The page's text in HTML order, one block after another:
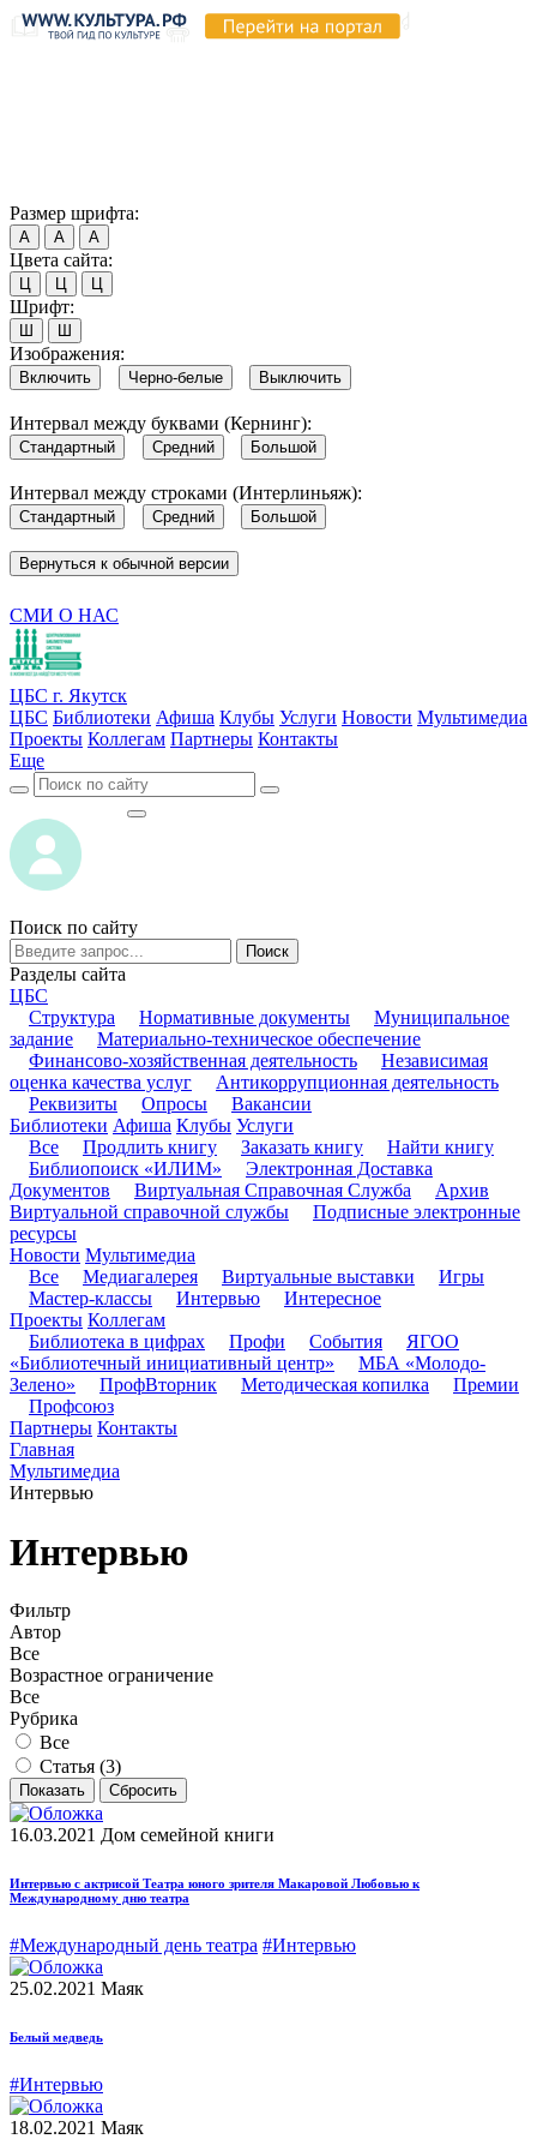
Размер шрифта:
А А А
Цвета сайта:
Ц Ц Ц
Шрифт:
Ш Ш
Изображения:
Включить Черно-белые Выключить
Интервал между буквами (Кернинг):
Стандартный Средний Большой
Интервал между строками (Интерлиньяж):
Стандартный Средний Большой
Вернуться к обычной версии
СМИ О НАС
ЦБС г. Якутск
ЦБС Библиотеки Афиша Клубы Услуги Новости Мультимедиа
Проекты Коллегам Партнеры Контакты
Еще
Поиск по сайту
Поиск
Разделы сайта
ЦБС
Структура
Нормативные документы
Муниципальное
задание
Материально-техническое обеспечение
Финансово-хозяйственная деятельность
Независимая
оценка качества услуг
Антикоррупционная деятельность
Реквизиты
Опросы
Вакансии
Библиотеки Афиша Клубы Услуги
Все
Продлить книгу Заказать книгу
Найти книгу
Библиопоиск «ИЛИМ»
Электронная Доставка
Документов
Виртуальная Справочная Служба
Архив
Виртуальной справочной службы
Подписные электронные
ресурсы
Новости Мультимедиа
Все
Медиагалерея Виртуальные выставки
Игры
Мастер-классы
Интервью
Интересное
Проекты Коллегам
Библиотека в цифрах
Профи События
ЯГОО
«Библиотечный инициативный центр»
МБА «Молодо-
Зелено»
ПрофВторник Методическая копилка
Премии
Профсоюз
Партнеры Контакты
Главная
Мультимедиа
Интервью
Интервью
Фильтр
Автор
Все
Возрастное ограничение
Все
Рубрика
Все
Статья (3)
16.03.2021 Дом семейной книги
Интервью с актрисой Театра юного зрителя Макаровой Любовью к
Международному дню театра
#Международный день театра #Интервью
25.02.2021 Маяк
Белый медведь
#Интервью
18.02.2021 Маяк